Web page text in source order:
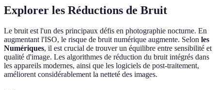
Explorer les Réductions de Bruit
Le bruit est l'un des principaux défis en photographie nocturne. En
augmentant l'ISO, le risque de bruit numérique augmente. Selon les
Numériques, il est crucial de trouver un équilibre entre sensibilité et
qualité d'image. Les algorithmes de réduction du bruit intégrés dans
les appareils modernes, ainsi que les logiciels de post-traitement,
améliorent considérablement la netteté des images.